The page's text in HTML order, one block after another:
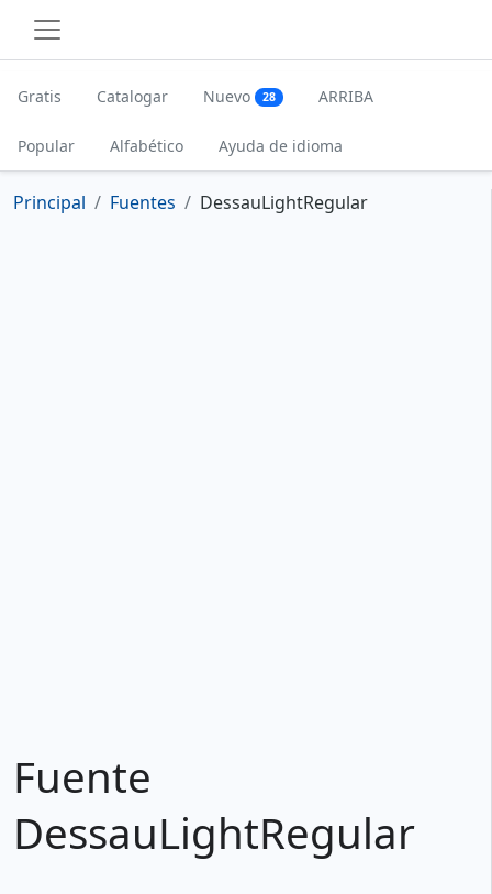
Gratis Catalogar Nuevo 28 ARRIBA
Popular Alfabético Ayuda de idioma
Principal Fuentes DessauLightRegular
Fuente
DessauLightRegular